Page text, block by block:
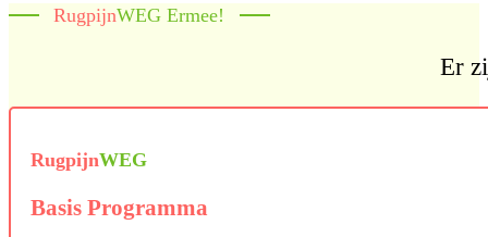
RugpijnWEG Ermee!
Er
RugpijnWEG
Basis Programma